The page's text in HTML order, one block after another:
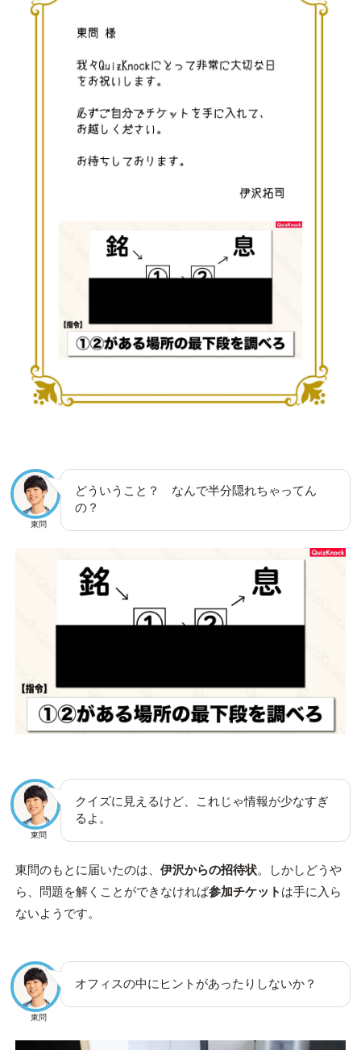
東問
どういうこと？ なんで半分隠れちゃってん
の？
東問
クイズに見えるけど、これじゃ情報が少なすぎ
るよ。
東問のもとに届いたのは、 伊沢からの招待状。しかしどうや
ら、問題を解くことができなければ参加チケット は手に入ら
ないようです。
東問
オフィスの中にヒントがあったりしないか？